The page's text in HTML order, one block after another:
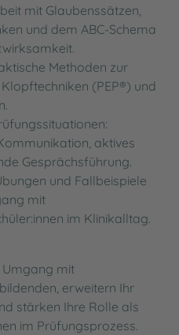
mit Glaubenssätzen,
und dem ABC-Schema
Methoden zur
(PEP®) und
aktives
Gesprächsführung.
und Fallbeispiele
mit
im Klinikalltag.
Umgang mit
erweitern Ihr
stärken Ihre Rolle als
im Prüfungsprozess.